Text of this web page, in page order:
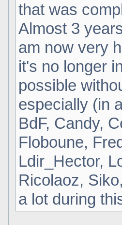
that was
Almost 3
am now very
it's no longer
possible
especially (in
BdF, Candy,
Floboune,
Ldir_Hector,
Ricolaoz,
a lot during